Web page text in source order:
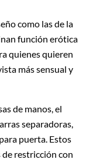
como las de la
función erótica
quienes quieren
más sensual y
de manos, el
separadoras,
puerta. Estos
restricción con